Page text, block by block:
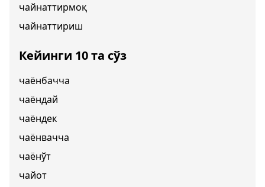
чайнаттирмоқ
чайнаттириш
Кейинги 10 та сўз
чаёнбачча
чаёндай
чаёндек
чаёнвачча
чаёнўт
чайот